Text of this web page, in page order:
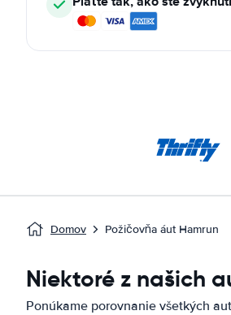
Domov Požičovňa áut Hamrun
Niektoré z našich
Ponúkame porovnanie všetkých